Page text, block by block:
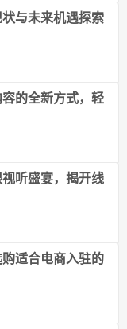
与未来机遇探索
的全新方式，轻
听盛宴，揭开线
适合电商入驻的